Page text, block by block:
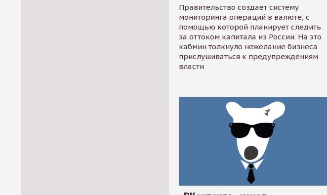
Правительство создает систему
мониторинга операций в валюте, с
помощью которой планирует следить
за оттоком капитала из России. На это
кабмин толкнуло нежелание бизнеса
прислушиваться к предупреждениям
власти